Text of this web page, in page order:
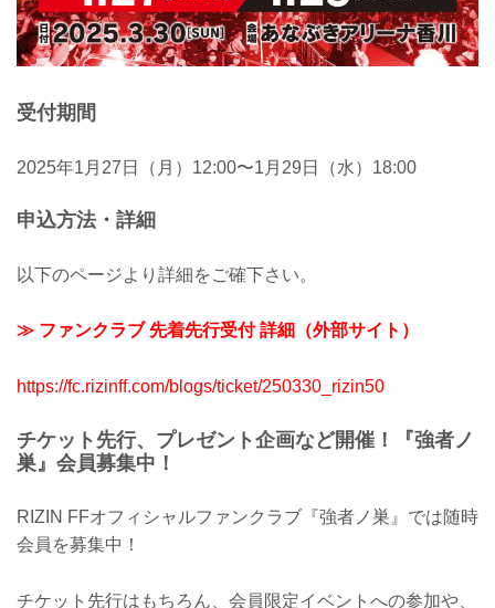
受付期間
2025年1月27日（月）12:00〜1月29日（水）18:00
申込方法・詳細
以下のページより詳細をご確下さい。
≫ ファンクラブ 先着先行受付 詳細（外部サイト）
https://fc.rizinff.com/blogs/ticket/250330_rizin50
チケット先行、プレゼント企画など開催！『強者ノ
巣』会員募集中！
RIZIN FFオフィシャルファンクラブ『強者ノ巣』では随時
会員を募集中！
チケット先行はもちろん、会員限定イベントへの参加や、